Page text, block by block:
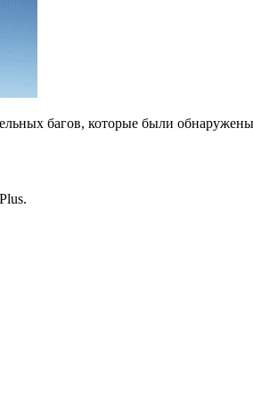
багов, которые были